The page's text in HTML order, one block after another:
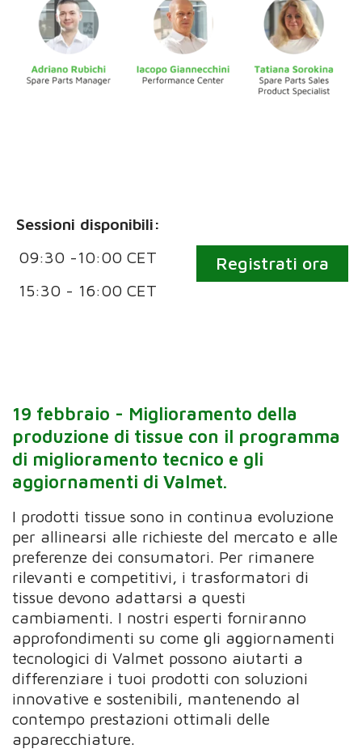
Sessioni disponibili:
09:30 -10:00 CET
15:30 - 16:00 CET
Registrati ora
19 febbraio - Miglioramento della
produzione di tissue con il programma
di miglioramento tecnico e gli
aggiornamenti di Valmet.
I prodotti tissue sono in continua evoluzione
per allinearsi alle richieste del mercato e alle
preferenze dei consumatori. Per rimanere
rilevanti e competitivi, i trasformatori di
tissue devono adattarsi a questi
cambiamenti. I nostri esperti forniranno
approfondimenti su come gli aggiornamenti
tecnologici di Valmet possono aiutarti a
differenziare i tuoi prodotti con soluzioni
innovative e sostenibili, mantenendo al
contempo prestazioniottimali delle
apparecchiature.